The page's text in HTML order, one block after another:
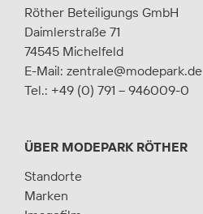
Röther Beteiligungs GmbH
Daimlerstraße 71
74545 Michelfeld
E-Mail: zentrale@modepark.de
Tel.: +49 (0) 791 – 946009-0
ÜBER MODEPARK RÖTHER
Standorte
Marken